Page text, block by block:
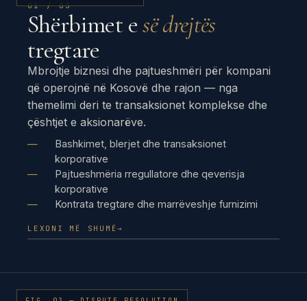
01 / 03
Shërbimet esë drejtës
tregtare
Mbrojtje biznesi dhe pajtueshmëri për kompani
që operojnë në Kosovë dhe rajon — nga
themelimi deri te transaksionet komplekse dhe
çështjet e aksionarëve.
Bashkimet, blerjet dhe transaksionet
korporative
Pajtueshmëria rregullatore dhe qeverisja
korporative
Kontrata tregtare dhe marrëveshje furnizimi
LEXONI MË SHUMË→